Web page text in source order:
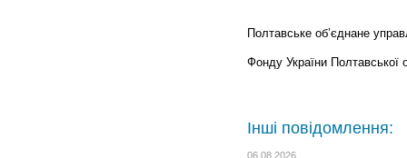
Полтавське об’єднане
Фонду України Полтавської
Інші повідомлення:
06.08.2026